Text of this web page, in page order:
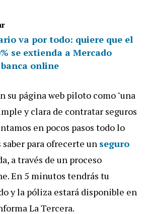
va por todo: quiere que el
se extienda a Mercado
online
su página web piloto como "una
y clara de contratar seguros
en pocos pasos todo lo
para ofrecerte un seguro
a través de un proceso
En 5 minutos tendrás tu
y la póliza estará disponible en
La Tercera.